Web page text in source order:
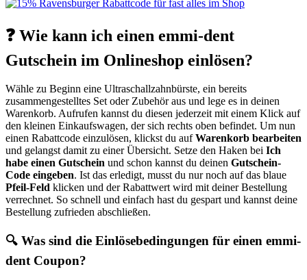
❓ Wie kann ich einen emmi-dent
Gutschein im Onlineshop einlösen?
Wähle zu Beginn eine Ultraschallzahnbürste, ein bereits
zusammengestelltes Set oder Zubehör aus und lege es in deinen
Warenkorb. Aufrufen kannst du diesen jederzeit mit einem Klick auf
den kleinen Einkaufswagen, der sich rechts oben befindet. Um nun
einen Rabattcode einzulösen, klickst du aufWarenkorb bearbeiten
und gelangst damit zu einer Übersicht. Setze den Haken bei Ich
habe einen Gutschein und schon kannst du deinen Gutschein-
Code eingeben. Ist das erledigt, musst du nur noch auf das blaue
Pfeil-Feld klicken und der Rabattwert wird mit deiner Bestellung
verrechnet. So schnell und einfach hast du gespart und kannst deine
Bestellung zufrieden abschließen.
🔍 Was sind die Einlösebedingungen für einen emmi-
dent Coupon?